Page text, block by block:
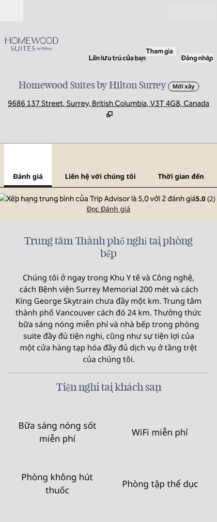
Lần lưu trú của bạn
Tham gia
Đăng nhập
Homewood Suites by Hilton Surrey Mới xây
9686 137 Street, Surrey, British Columbia, V3T 4G8, Canada
Đánh giá Liên hệ với chúng tôi Thời gian đến
5.0 (2)
Đọc Đánh giá
Trung tâm Thành phố nghỉ tại phòng
bếp
Chúng tôi ở ngay trong Khu Y tế và Công nghệ,
cách Bệnh viện Surrey Memorial 200 mét và cách
King George Skytrain chưa đầy một km. Trung tâm
thành phố Vancouver cách đó 24 km. Thưởng thức
bữa sáng nóng miễn phí và nhà bếp trong phòng
suite đầy đủ tiện nghi, cũng như sự tiện lợi của
một cửa hàng tạp hóa đầy đủ dịch vụ ở tầng trệt
của chúng tôi.
Tiện nghi tại khách sạn
Bữa sáng nóng sốt
miễn phí
WiFi miễn phí
Phòng không hút
thuốc
Phòng tập thể dục